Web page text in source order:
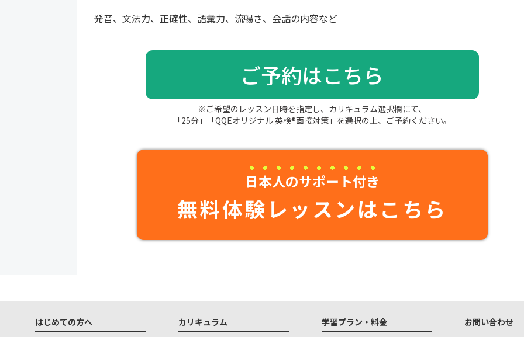
発音、文法力、正確性、語彙力、流暢さ、会話の内容など
ご予約はこちら
※ご希望のレッスン日時を指定し、カリキュラム選択欄にて、
「25分」「QQEオリジナル 英検®面接対策」を選択の上、ご予約ください。
日本人のサポート付き
無料体験レッスンはこちら
はじめての方へ カリキュラム 学習プラン・料金 お問い合わせ